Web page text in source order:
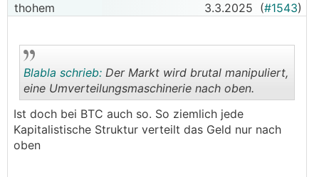
thohem 3.3.2025 (#1543)
..
Blabla schrieb: Der Markt wird brutal manipuliert,
eine Umverteilungsmaschinerie nach oben.
Ist doch bei BTC auch so. So ziemlich jede
Kapitalistische Struktur verteilt das Geld nur nach
oben